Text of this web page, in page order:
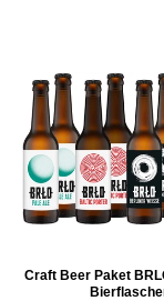
Craft Beer Paket